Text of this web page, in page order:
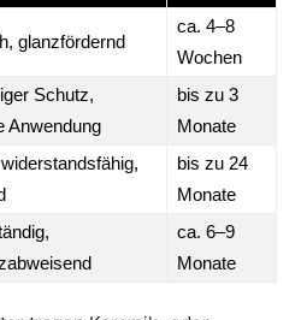
glanzfördernd
ca. 4–8
Wochen
Schutz,
Anwendung
bis zu 3
Monate
bis zu 24
Monate
ca. 6–9
Monate